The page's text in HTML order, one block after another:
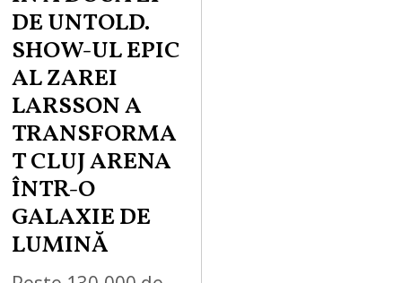
DE UNTOLD.
SHOW-UL EPIC
AL ZAREI
LARSSON A
TRANSFORMA
T CLUJ ARENA
ÎNTR-O
GALAXIE DE
LUMINĂ